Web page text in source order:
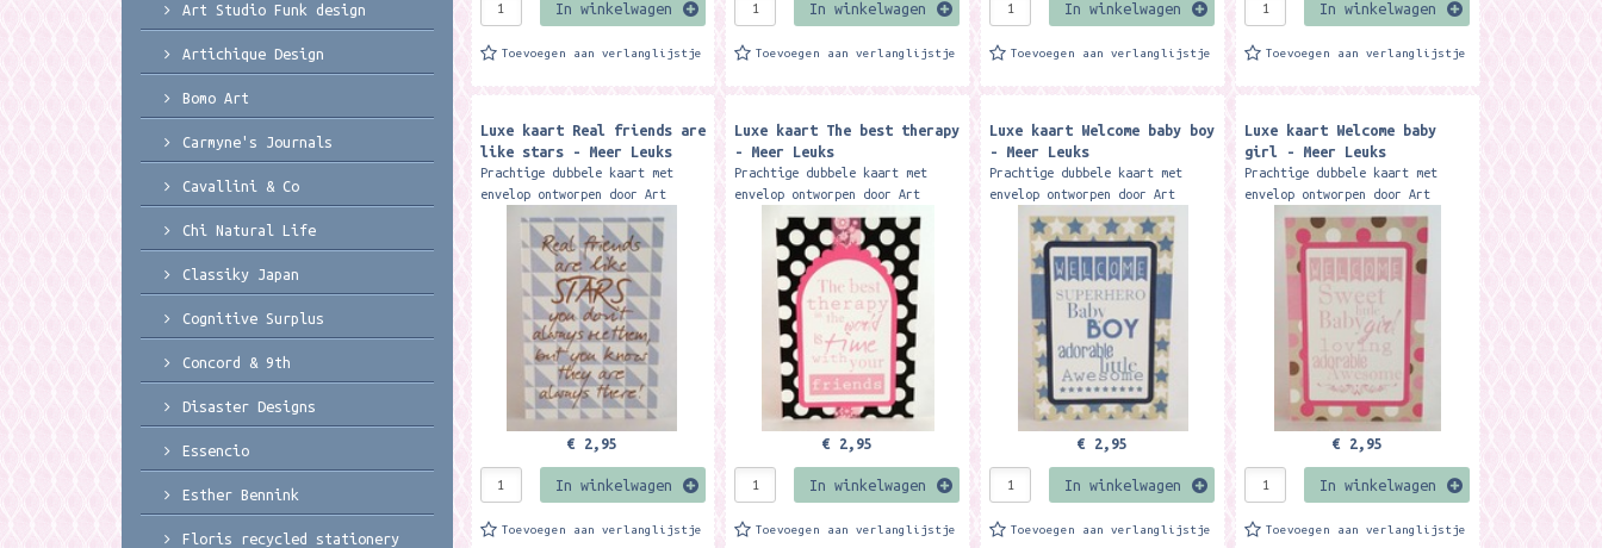
In winkelwagen
Toevoegen aan verlanglijstje
In winkelwagen
Toevoegen aan verlanglijstje
In winkelwagen
Toevoegen aan verlanglijstje
In winkelwagen
Toevoegen aan verlanglijstje
Luxe kaart Real friends are
like stars - Meer Leuks
Prachtige dubbele kaart met
envelop ontworpen door Art
studio funk design. Deze
wenskaart is exclusief
verkrijgbaar bij Meer Leuks....
€ 2,95
In winkelwagen
Toevoegen aan verlanglijstje
Luxe kaart The best therapy
- Meer Leuks
Prachtige dubbele kaart met
envelop ontworpen door Art
studio funk design. Deze
wenskaart is exclusief
verkrijgbaar bij Meer Leuks....
€ 2,95
In winkelwagen
Toevoegen aan verlanglijstje
Luxe kaart Welcome baby boy
- Meer Leuks
Prachtige dubbele kaart met
envelop ontworpen door Art
studio funk design. Deze
geboortekaart is exclusief
verkrijgbaar bij Meer Leuks....
€ 2,95
In winkelwagen
Toevoegen aan verlanglijstje
Luxe kaart Welcome baby
girl - Meer Leuks
Prachtige dubbele kaart met
envelop ontworpen door Art
studio funk design. Deze
Geboortekaart is exclusief
verkrijgbaar bij Meer Leuks....
€ 2,95
In winkelwagen
Toevoegen aan verlanglijstje
Art Studio Funk design
Artichique Design
Bomo Art
Carmyne's Journals
Cavallini & Co
Chi Natural Life
Classiky Japan
Cognitive Surplus
Concord & 9th
Disaster Designs
Essencio
Esther Bennink
Floris recycled stationery